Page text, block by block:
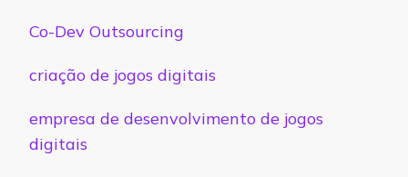
Co-Dev Outsourcing
criação de jogos digitais
empresa de desenvolvimento de jogos
digitais